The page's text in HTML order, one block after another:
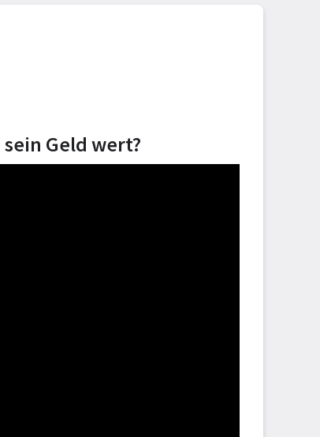
Geld wert?